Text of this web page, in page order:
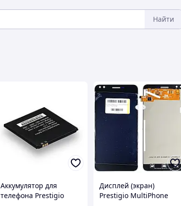
Найти
Аккумулятор для
телефона Prestigio
Дисплей (экран)
Prestigio MultiPhone